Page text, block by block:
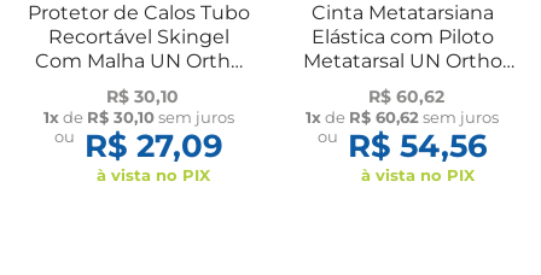
Protetor de Calos Tubo
Recortável Skingel
Com Malha UN Ortho
Pauher
R$ 30,10
1xde R$ 30,10sem juros
ou
R$ 27,09
à vista no PIX
Cinta Metatarsiana
Elástica com Piloto
Metatarsal UN Ortho
Pauher
R$ 60,62
1xde R$ 60,62sem juros
ou
R$ 54,56
à vista no PIX